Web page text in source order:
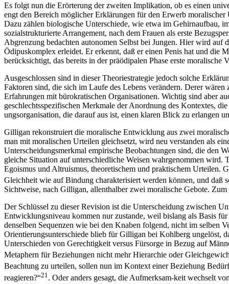
Es folgt nun die Erörterung der zweiten Implikation, ob es einen
engt den Bereich möglicher Erklärungen für den Erwerb
Dazu zählen biologische Unterschiede, wie etwa im Gehirnaufbau,
sozialstrukturierte Arrangement, nach dem Frauen als erste
Abgrenzung bedachten autonomen Selbst bei Jungen. Hier wird auf
Ödipuskomplex erleidet. Er erkennt, daß er einen Penis hat und
berücksichtigt, das bereits in der präödipalen Phase erste
Ausgeschlossen sind in dieser Theoriestrategie jedoch solche
Faktoren sind, die sich im Laufe des Lebens verändern. Derer
Erfahrungen mit bürokratischen Organisationen. Wichtig sind aber
geschlechtsspezifischen Merkmale der Anordnung des Kontextes,
ungsorganisation, die darauf aus ist, einen klaren Blick zu erlangen
Gilligan rekonstruiert die moralische Entwicklung aus zwei
man mit moralischen Urteilen gleichsetzt, wird neu verstanden als
Unterscheidungsmerkmal empirische Beobachtungen sind, die den
gleiche Situation auf unterschiedliche Weisen wahrgenommen
Egoismus und Altruismus, theoretischem und praktischem
Gleichheit wie auf Bindung charakterisiert werden können, und
Sichtweise, nach Gilligan, allenthalber zwei moralische Gebote.
Der Schlüssel zu dieser Revision ist die Unterscheidung zwischen
Entwicklungsniveau kommen nur zustande, weil bislang als Basis
denselben Sequenzen wie bei den Knaben folgend, nicht im selben
Orientierungsunterschiede blieb für Gilligan bei Kohlberg ungelöst,
Unterschieden von Gerechtigkeit versus Fürsorge in Bezug auf
Metaphern für Beziehungen nicht mehr Hierarchie oder
Beachtung zu urteilen, sollen nun im Kontext einer Beziehung
reagieren?“21 . Oder anders gesagt, die Aufmerksam-keit wechselt